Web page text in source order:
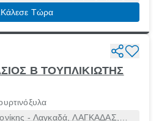
Δράμα, 66133
Κάλεσε Τώρα
Β ΤΟΥΠΛΙΚΙΩΤΗΣ
- Λαγκαδά, ΛΑΓΚΑΔΑΣ,